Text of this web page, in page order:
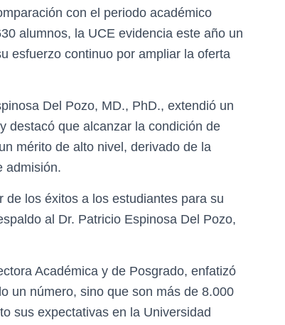
con el periodo académico
alumnos, la UCE evidencia este año un
esfuerzo continuo por ampliar la oferta
Del Pozo, MD., PhD., extendió un
destacó que alcanzar la condición de
mérito de alto nivel, derivado de la
admisión.
los éxitos a los estudiantes para su
al Dr. Patricio Espinosa Del Pozo,
Académica y de Posgrado, enfatizó
un número, sino que son más de 8.000
sus expectativas en la Universidad